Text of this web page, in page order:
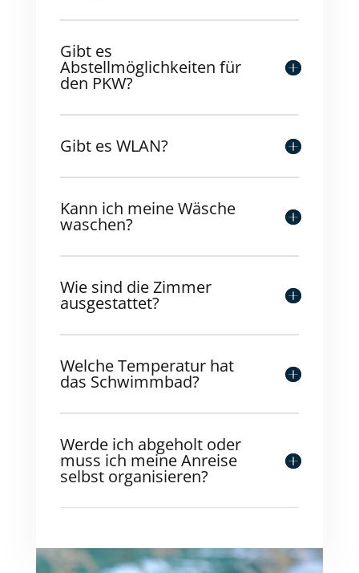
Gibt es
Abstellmöglichkeiten für
den PKW?
Gibt es WLAN?
Kann ich meine Wäsche
waschen?
Wie sind die Zimmer
ausgestattet?
Welche Temperatur hat
das Schwimmbad?
Werde ich abgeholt oder
muss ich meine Anreise
selbst organisieren?